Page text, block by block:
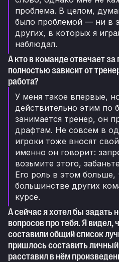
проблема. В целом,
было проблемой — ни в
других, в которых я
наблюдал.
А кто в команде отвечает за
полностью зависит от
работа?
У меня такое впервые,
действительно этим по
занимается тренер, он
драфтам. Не совсем в
игроки тоже вносят
именно он говорит:
возьмите этого,
Его роль в этом
большинстве других
курсе.
А сейчас я хотел бы задать
вопросов про тебя. Я видел,
составили общий список
пришлось составить
расставил в нём